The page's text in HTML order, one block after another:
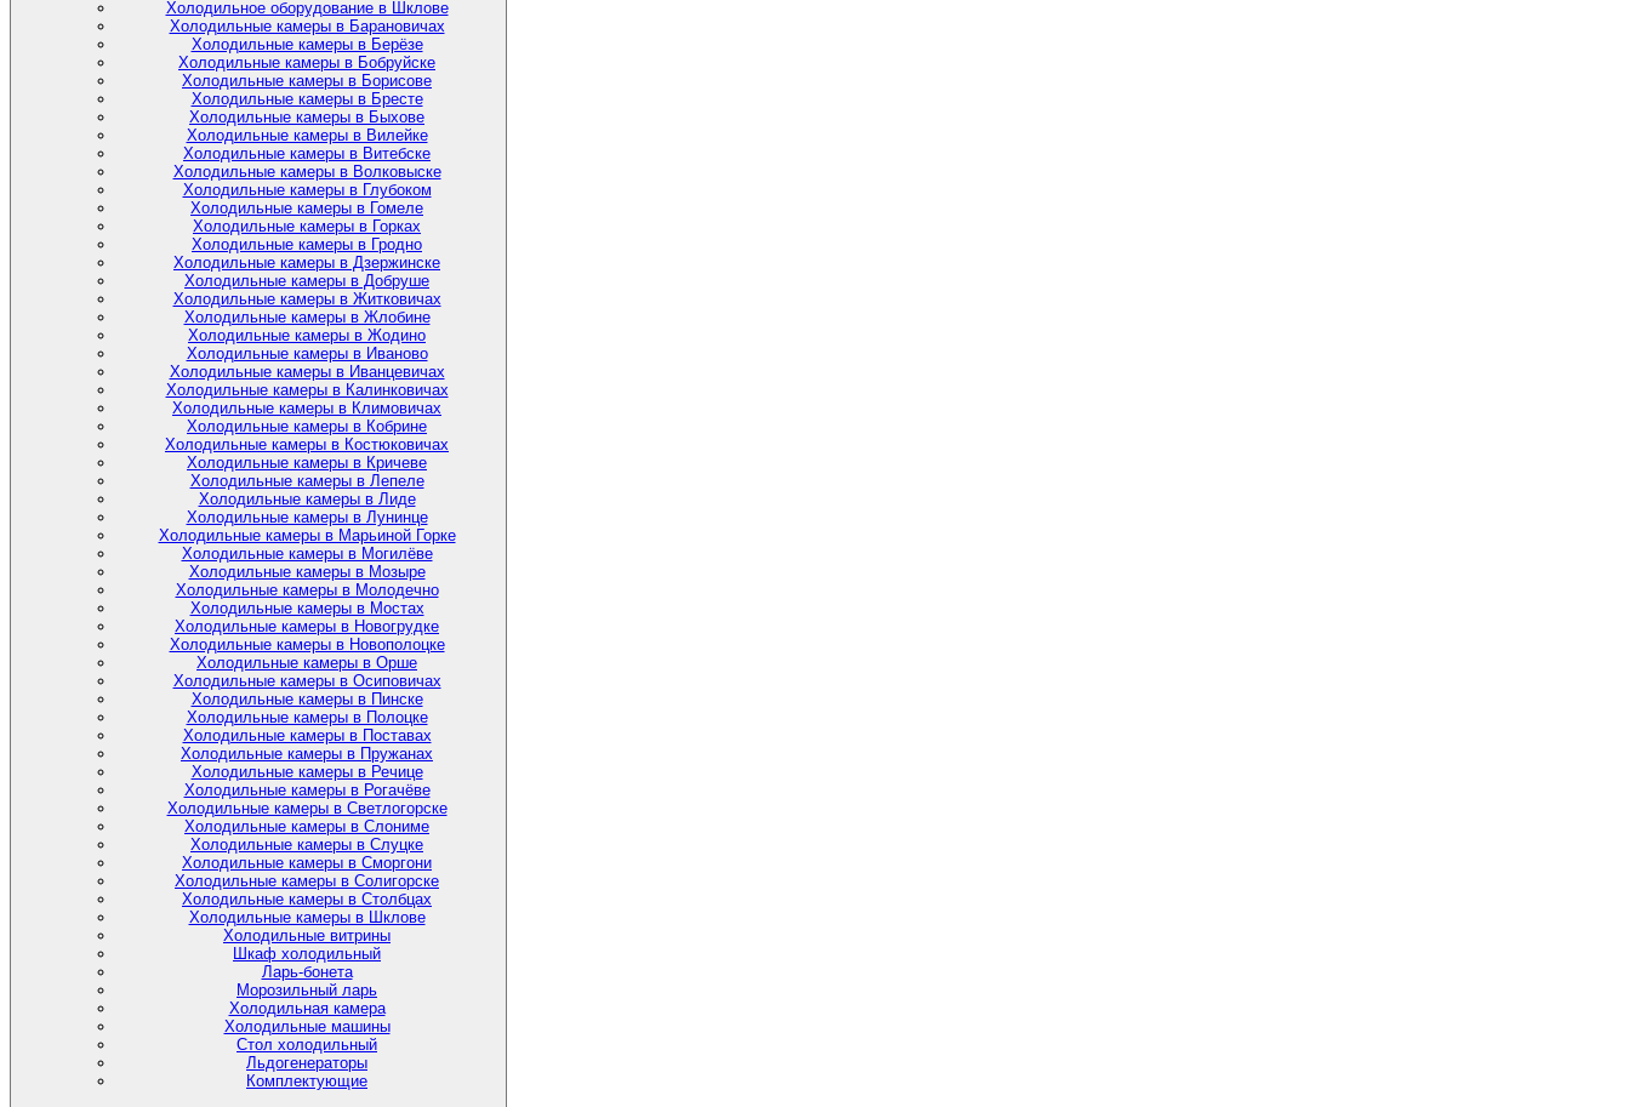
Холодильное оборудование в Шклове
Холодильные камеры в Барановичах
Холодильные камеры в Берёзе
Холодильные камеры в Бобруйске
Холодильные камеры в Борисове
Холодильные камеры в Бресте
Холодильные камеры в Быхове
Холодильные камеры в Вилейке
Холодильные камеры в Витебске
Холодильные камеры в Волковыске
Холодильные камеры в Глубоком
Холодильные камеры в Гомеле
Холодильные камеры в Горках
Холодильные камеры в Гродно
Холодильные камеры в Дзержинске
Холодильные камеры в Добруше
Холодильные камеры в Житковичах
Холодильные камеры в Жлобине
Холодильные камеры в Жодино
Холодильные камеры в Иваново
Холодильные камеры в Иванцевичах
Холодильные камеры в Калинковичах
Холодильные камеры в Климовичах
Холодильные камеры в Кобрине
Холодильные камеры в Костюковичах
Холодильные камеры в Кричеве
Холодильные камеры в Лепеле
Холодильные камеры в Лиде
Холодильные камеры в Лунинце
Холодильные камеры в Марьиной Горке
Холодильные камеры в Могилёве
Холодильные камеры в Мозыре
Холодильные камеры в Молодечно
Холодильные камеры в Мостах
Холодильные камеры в Новогрудке
Холодильные камеры в Новополоцке
Холодильные камеры в Орше
Холодильные камеры в Осиповичах
Холодильные камеры в Пинске
Холодильные камеры в Полоцке
Холодильные камеры в Поставах
Холодильные камеры в Пружанах
Холодильные камеры в Речице
Холодильные камеры в Рогачёве
Холодильные камеры в Светлогорске
Холодильные камеры в Слониме
Холодильные камеры в Слуцке
Холодильные камеры в Сморгони
Холодильные камеры в Солигорске
Холодильные камеры в Столбцах
Холодильные камеры в Шклове
Холодильные витрины
Шкаф холодильный
Ларь-бонета
Морозильный ларь
Холодильная камера
Холодильные машины
Стол холодильный
Льдогенераторы
Комплектующие